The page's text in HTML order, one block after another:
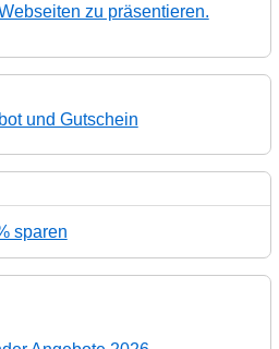
zu präsentieren.
sparen